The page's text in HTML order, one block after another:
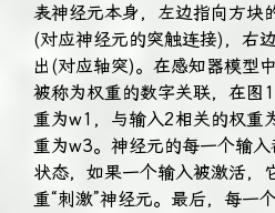
表神经元本身，左边指向方块
(对应神经元的突触连接)，右
出(对应轴突)。在感知器模型
被称为权重的数字关联，在图
重为w1，与输入2相关的权重
重为w3。神经元的每一个输
状态，如果一个输入被激活，
重“刺激”神经元。最后，每一